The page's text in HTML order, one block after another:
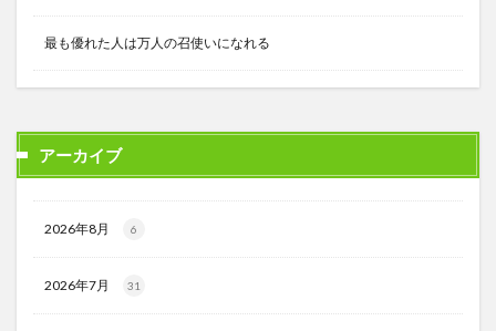
最も優れた人は万人の召使いになれる
アーカイブ
2026年8月 6
2026年7月 31